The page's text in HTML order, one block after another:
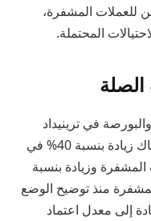
للعملات المشفرة،
المحتملة.
الصلة
في ترينيداد
وتوباغو، اعتبارًا من عام 2025، كان هناك زيادة بنسبة 40% في
وزيادة بنسبة
منذ توضيح الوضع
هذه الزيادة إلى معدل اعتماد